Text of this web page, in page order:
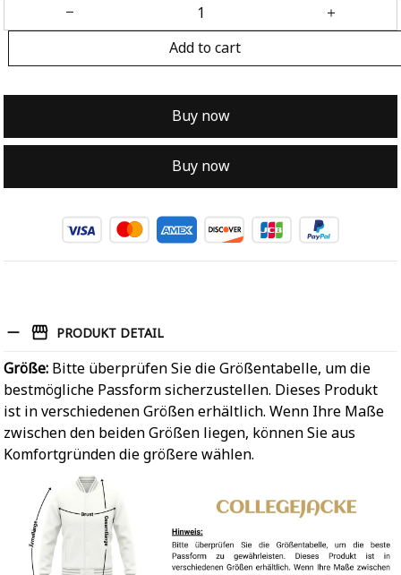
Add to cart
Buy now
Buy now
PRODUKT DETAIL
Größe: Bitte überprüfen Sie die Größentabelle, um die
bestmögliche Passform sicherzustellen. Dieses Produkt
ist in verschiedenen Größen erhältlich. Wenn Ihre Maße
zwischen den beiden Größen liegen, können Sie aus
Komfortgründen die größere wählen.